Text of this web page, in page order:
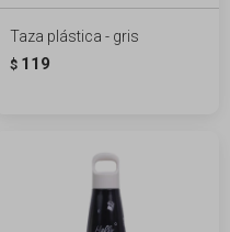
Taza plástica - gris
$ 119